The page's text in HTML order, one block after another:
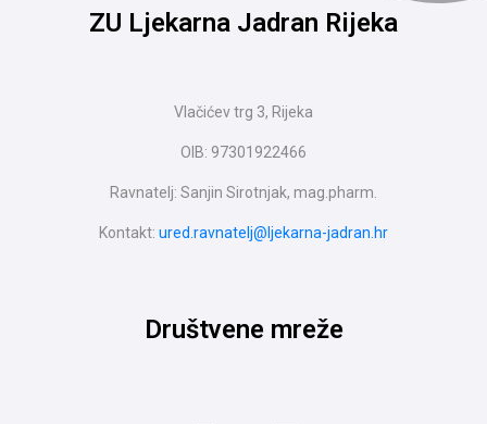
ZU Ljekarna Jadran Rijeka
Vlačićev trg 3, Rijeka
OIB: 97301922466
Ravnatelj: Sanjin Sirotnjak, mag.pharm.
Kontakt: ured.ravnatelj@ljekarna-jadran.hr
Društvene mreže